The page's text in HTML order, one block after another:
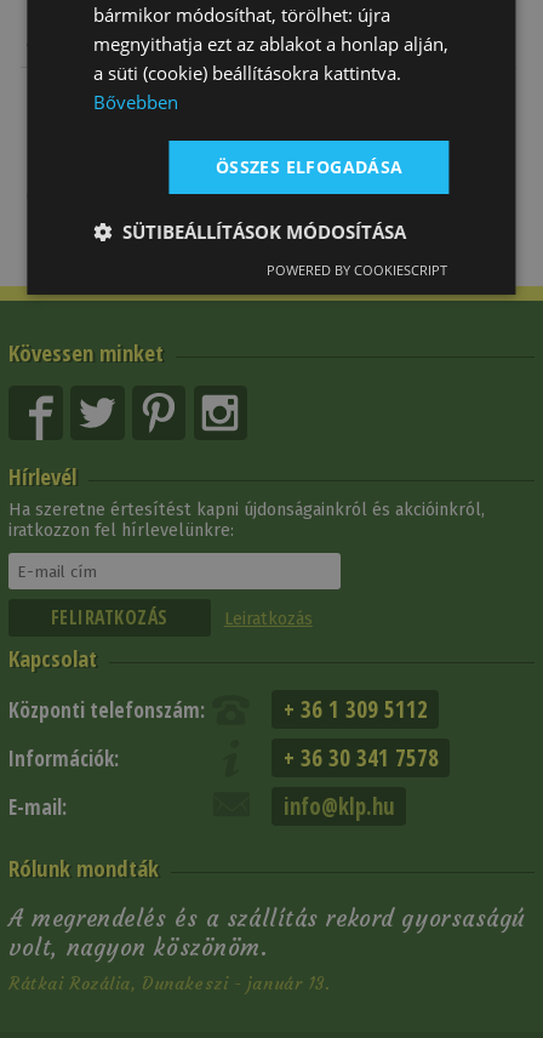
L-Pro West
Western
Nashville
24 900 Ft
Kantárfej
Western Brad
Ren's Cikk-
Kantárfej
Western Brad
Ren's 1 Füles
Kövessen minket
Hírlevél
Ha szeretne értesítést kapni újdonságainkról és akcióinkról,
iratkozzon fel hírlevelünkre:
Leiratkozás
Kapcsolat
Központi telefonszám: + 36 1 309 5112
Információk: + 36 30 341 7578
E-mail: info@klp.hu
Rólunk mondták
A megrendelés és a szállítás rekord gyorsaságú
volt, nagyon köszönöm.
Rátkai Rozália, Dunakeszi - január 13.
bármikor módosíthat, törölhet: újra
megnyithatja ezt az ablakot a honlap alján,
a süti (cookie) beállításokra kattintva.
Bővebben
ÖSSZES ELFOGADÁSA
SÜTIBEÁLLÍTÁSOK MÓDOSÍTÁSA
POWERED BY COOKIESCRIPT